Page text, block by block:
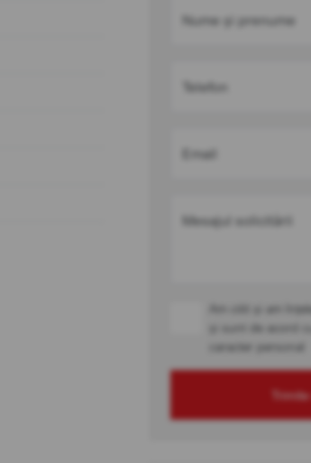
Nume și prenume
Telefon
Email
Mesajul solicitării
Am citit și am
și sunt de acord
caracter personal